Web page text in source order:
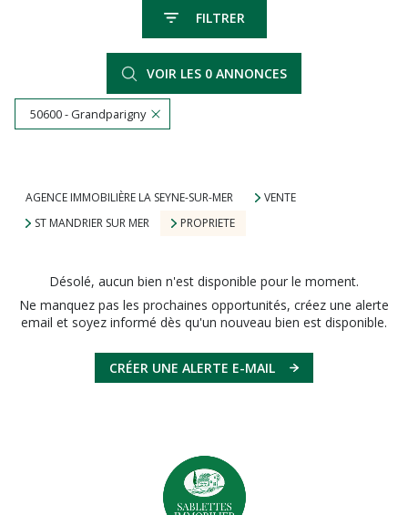
FILTRER
VOIR LES 0 ANNONCES
50600 - Grandparigny
AGENCE IMMOBILIÈRE LA SEYNE-SUR-MER
VENTE
ST MANDRIER SUR MER
PROPRIETE
Désolé, aucun bien n'est disponible pour le moment.
Ne manquez pas les prochaines opportunités, créez une alerte
email et soyez informé dès qu'un nouveau bien est disponible.
CRÉER UNE ALERTE E-MAIL